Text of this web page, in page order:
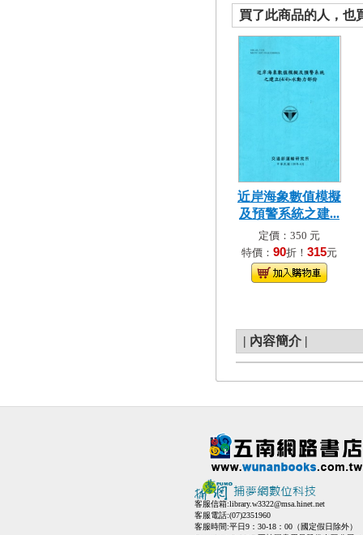
買了此商品的人，也
近岸海象數值模擬
及預警系統之建...
定價：350 元
特價： 90折！ 315元
| 內容簡介 |
客服信箱:library.w3322@msa.hinet.net
客服電話:(07)2351960
客服時間:平日9：30-18：00（國定假日除外）